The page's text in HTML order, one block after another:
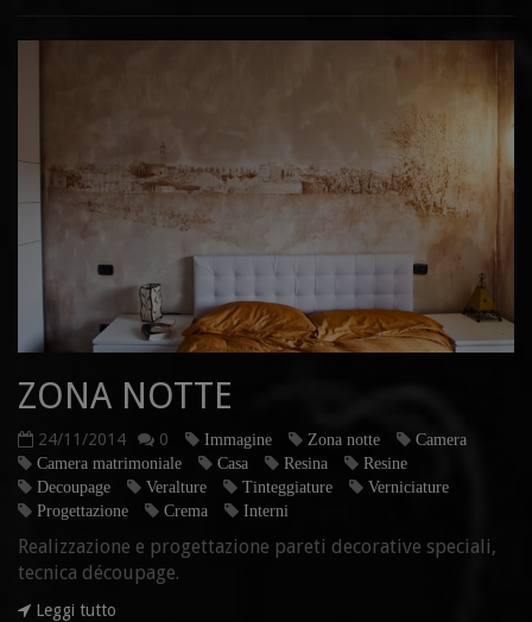
ZONA NOTTE
24/11/2014 0 Immagine Zona notte
Camera
Camera matrimoniale
Casa Resina
Resine
Decoupage
Veralture Tinteggiature
Verniciature
Progettazione
Crema Interni
Realizzazione e progettazione pareti decorative speciali,
tecnica découpage.
Leggi tutto